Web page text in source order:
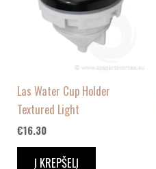
Las Water Cup Holder
Textured Light
€16.30
Į KREPŠELĮ